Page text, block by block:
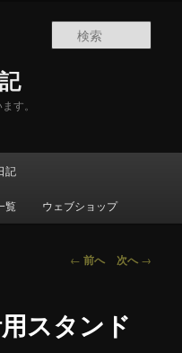
す。
索
記
覧 ウェブショップ
投
ゲ
← 前へ 次へ →
スタンド